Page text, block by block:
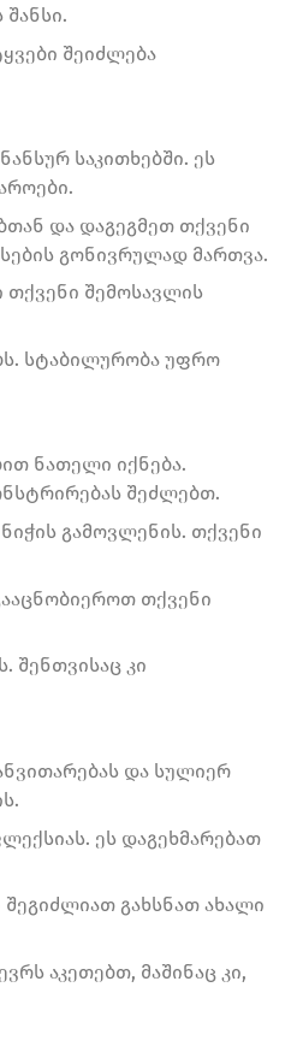
შეიძლება
საკითხებში. ეს
და დაგეგმეთ თქვენი
გონივრულად მართვა.
თქვენი შემოსავლის
სტაბილურობა უფრო
ნათელი იქნება.
შეძლებთ.
გამოვლენის. თქვენი
თქვენი
შენთვისაც კი
და სულიერ
ეს დაგეხმარებათ
გახსნათ ახალი
აკეთებთ, მაშინაც კი,